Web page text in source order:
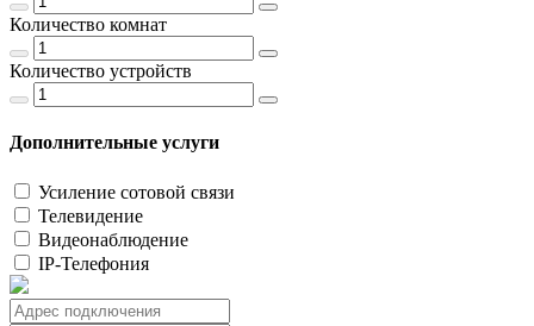
Количество комнат
Количество устройств
Дополнительные услуги
Усиление сотовой связи
Телевидение
Видеонаблюдение
IP-Телефония